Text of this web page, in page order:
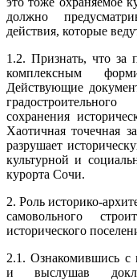
должно
действия, которые
1.2. Признать, что за
комплексным
Действующие
сохранения
Хаотичная точечная
разрушает
культурной и
курорта Сочи.
2. Роль историко-
самовольного
исторического
2.1. Ознакомившись с
и выслушав